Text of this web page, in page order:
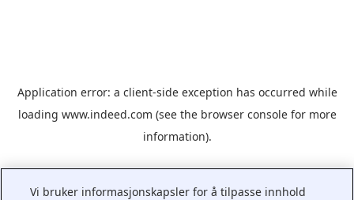
Application error: a client-side exception has occurred while
loading www.indeed.com (see the browser consolefor more
information).
Vi bruker informasjonskapsler for å tilpasse innhold